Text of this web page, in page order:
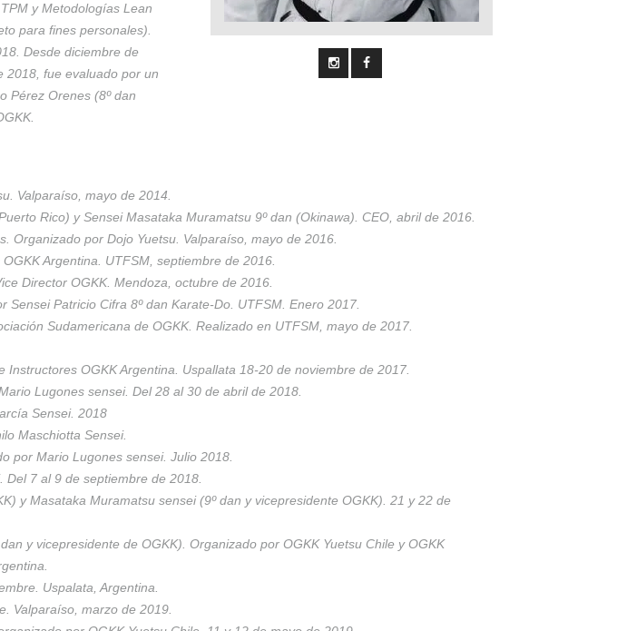
y Metodologías Lean
para fines personales).
Desde diciembre de
2018, fue evaluado por un
Pérez Orenes (8º dan
Valparaíso, mayo de 2014.
Rico) y Sensei Masataka Muramatsu 9º dan (Okinawa). CEO, abril de 2016.
Organizado por Dojo Yuetsu. Valparaíso, mayo de 2016.
Argentina. UTFSM, septiembre de 2016.
Director OGKK. Mendoza, octubre de 2016.
Patricio Cifra 8º dan Karate-Do. UTFSM. Enero 2017.
Sudamericana de OGKK. Realizado en UTFSM, mayo de 2017.
OGKK Argentina. Uspallata 18-20 de noviembre de 2017.
Lugones sensei. Del 28 al 30 de abril de 2018.
Sensei. 2018
Maschiotta Sensei.
por Mario Lugones sensei. Julio 2018.
7 al 9 de septiembre de 2018.
y Masataka Muramatsu sensei (9º dan y vicepresidente OGKK). 21 y 22 de
y vicepresidente de OGKK). Organizado por OGKK Yuetsu Chile y OGKK
Uspalata, Argentina.
Valparaíso, marzo de 2019.